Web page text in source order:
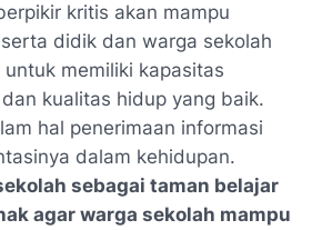
kritis akan mampu
didik dan warga sekolah
untuk memiliki kapasitas
kualitas hidup yang baik.
hal penerimaan informasi
dalam kehidupan.
sebagai taman belajar
agar warga sekolah mampu